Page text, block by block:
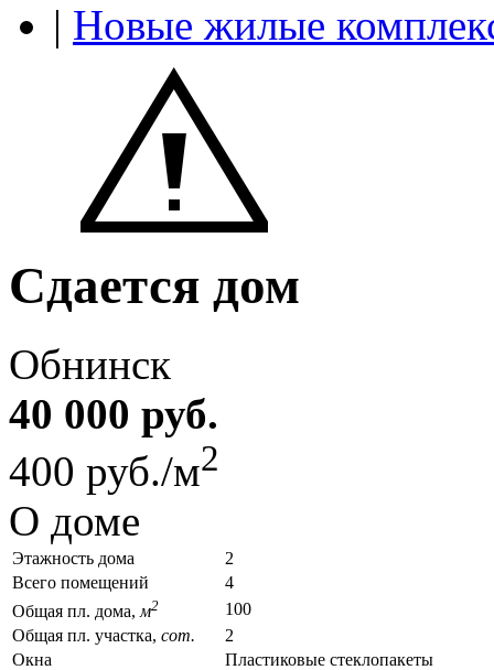
| Новые жилые
Сдается дом
Обнинск
40 000 руб.
400 руб./м2
О доме
Этажность дома
2
Всего помещений
4
Общая пл. дома, м2
100
Общая пл. участка, сот.
2
Окна
Пластиковые стеклопакеты